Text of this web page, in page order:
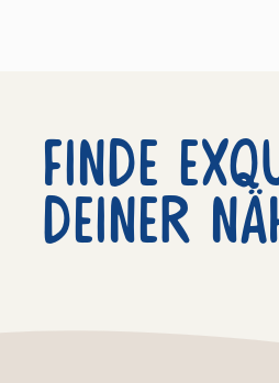
Finde
deiner